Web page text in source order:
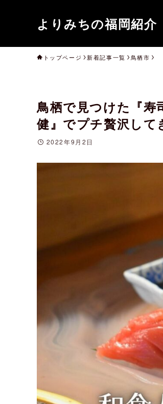
よりみちの福岡紹介
トップページ 新着記事一覧 鳥栖市
鳥栖で見つけた『寿
健』でプチ贅沢して
2022年9月2日